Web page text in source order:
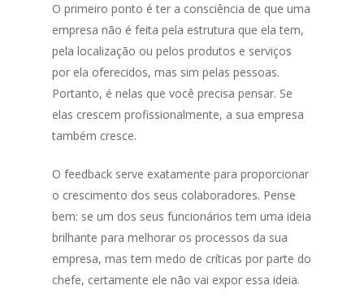
O primeiro ponto é ter a consciência de que uma
empresa não é feita pela estrutura que ela tem,
pela localização ou pelos produtos e serviços
por ela oferecidos, mas sim pelas pessoas.
Portanto, é nelas que você precisa pensar. Se
elas crescem profissionalmente, a sua empresa
também cresce.
O feedback serve exatamente para proporcionar
o crescimento dos seus colaboradores. Pense
bem: se um dos seus funcionários tem uma ideia
brilhante para melhorar os processos da sua
empresa, mas tem medo de críticas por parte do
chefe, certamente ele não vai expor essa ideia.